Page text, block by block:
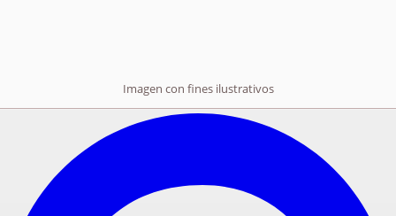
Imagen con fines ilustrativos